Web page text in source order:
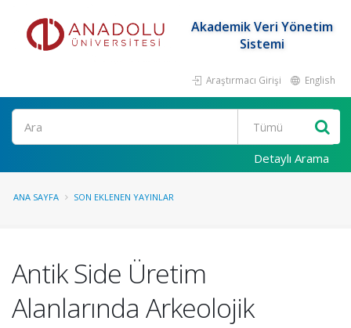
Akademik Veri Yönetim
Sistemi
Araştırmacı Girişi English
Ara
Detaylı Arama
ANA SAYFA SON EKLENEN YAYINLAR
Antik Side Üretim
Alanlarında Arkeolojik